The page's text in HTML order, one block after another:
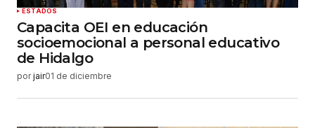
ESTADOS
Capacita OEI en educación
socioemocional a personal educativo
de Hidalgo
por jair01 de diciembre